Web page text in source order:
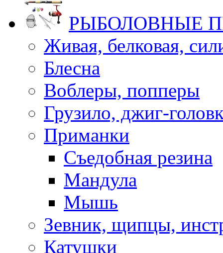
РЫБОЛОВНЫЕ
Живая, белковая,
Блесна
Воблеры, попперы
Грузило, джиг-
Приманки
Съедобная резина
Мандула
Мышь
Зевник, щипцы,
Катушки